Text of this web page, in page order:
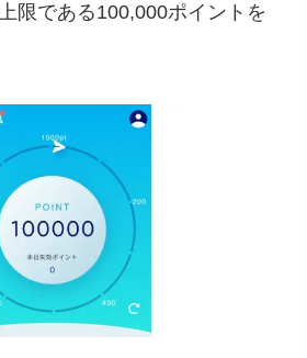
限である100,000ポイントを